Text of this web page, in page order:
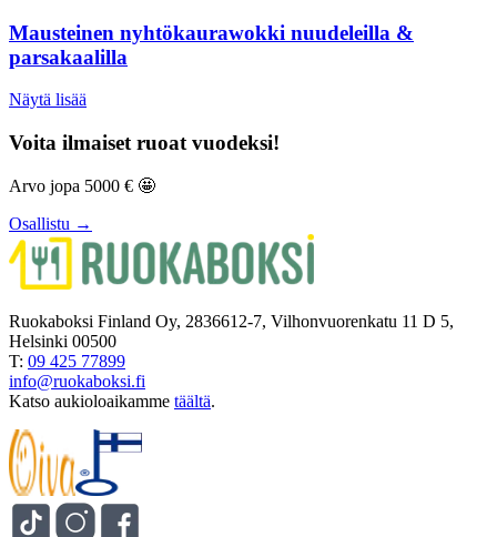
Mausteinen nyhtökaurawokki nuudeleilla &
parsakaalilla
Näytä lisää
Voita ilmaiset ruoat vuodeksi!
Arvo jopa 5000 € 🤩
Osallistu →
Ruokaboksi Finland Oy, 2836612-7, Vilhonvuorenkatu 11 D 5,
Helsinki 00500
T: 09 425 77899
info@ruokaboksi.fi
Katso aukioloaikamme täältä.